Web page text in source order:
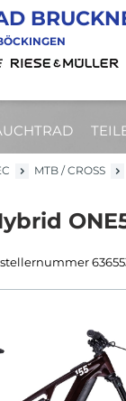
MTB / CROSS